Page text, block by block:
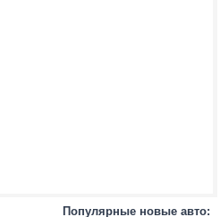
Популярные новые авто: